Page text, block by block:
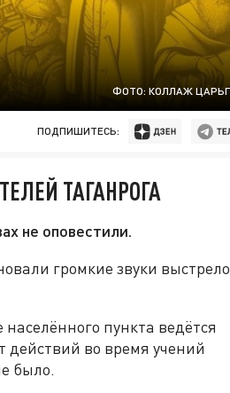
ФОТО: КОЛЛАЖ
ПОДПИШИТЕСЬ:
ТАГАНРОГА
не оповестили.
громкие звуки
пункта ведётся
действий во время учений
было.